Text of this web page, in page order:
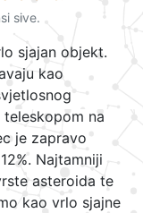
sive.
sjajan objekt.
kao
na
je zapravo
Najtamniji
asteroida te
kao vrlo sjajne